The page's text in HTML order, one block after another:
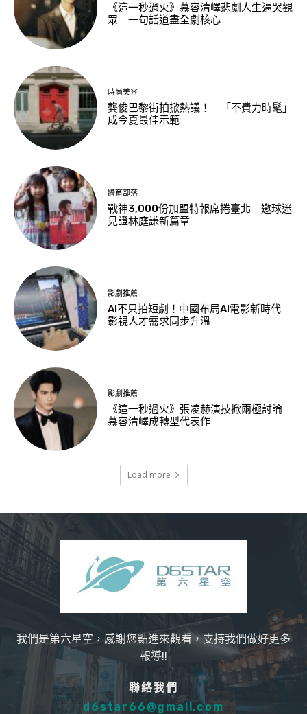
《這一秒過火》慕容清嶧悲劇人生逼哭觀
眾 一句話道盡全劇核心
時尚美容
龔俊巴黎街拍掀熱議！ 「不費力時髦」
成今夏最佳示範
體育部落
戰神3,000份加盟特報席捲臺北 邀球迷
見證林庭謙新篇章
影劇推薦
AI不只拍短劇！中國布局AI電影新時代
影視人才需求同步升溫
影劇推薦
《這一秒過火》張凌赫演技掀兩極討論
慕容清嶧成轉型代表作
Load more
我們是第六星空，感謝您點進來觀看，支持我們做好更多
報導!!
聯絡我們
d6star66@gmail.com